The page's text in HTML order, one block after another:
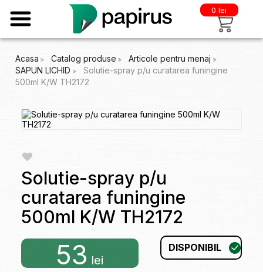
0 lei
Acasa Catalog produse
Articole pentru menaj
SAPUN LICHID
Solutie-spray p/u curatarea funingine
500ml K/W TH2172
Solutie-spray p/u
curatarea funingine
500ml K/W TH2172
53 lei
DISPONIBIL